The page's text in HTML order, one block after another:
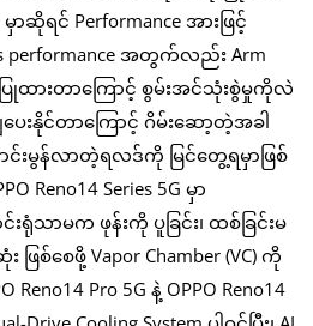
ာဆိုရင် Performance အားဖြင့်
performance အတွက်လည်း Arm
ြုထားတာကြောင့် စွမ်းအင်သုံးစွဲမှုကိုလဲ
ေးနိုင်တာကြောင့် ဂိမ်းဆော့တဲ့အခါ
င်းမွန်လာတဲ့ရလဒ်ကို မြင်တွေ့ရမှာဖြစ်
Reno14 Series 5G မှာ
းရုံသာမက ဖုန်းကို ပူခြင်း၊ ထစ်ခြင်းမ
စ်စေဖို့ Vapor Chamber (VC) ကို
Pro 5G နဲ့ OPPO Reno14